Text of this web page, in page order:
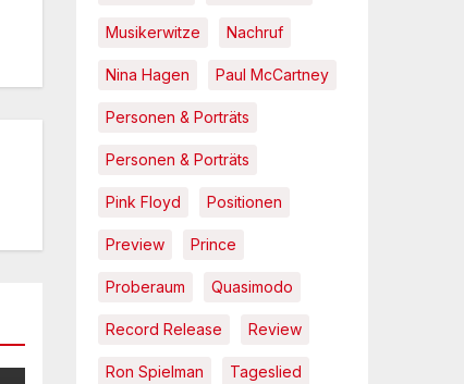
Musikerwitze Nachruf
Nina Hagen Paul McCartney
Personen & Porträts
Personen & Porträts
Pink Floyd Positionen
Preview Prince
Proberaum Quasimodo
Record Release Review
Ron Spielman Tageslied